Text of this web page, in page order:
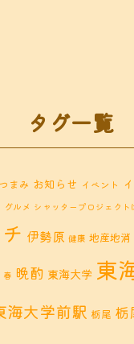
タグ一覧
まみ お知らせ イベント
グルメ シャッタープロジェクト
伊勢原 健康 地産地消
春 晩酌 東海大学 東
海大学前駅 栃尾 栃